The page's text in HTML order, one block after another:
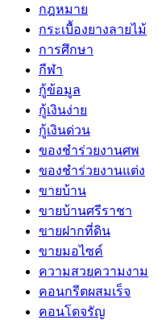
กฎหมาย
กระเบื้องยางลายไม้
การศึกษา
กีฬา
กู้ข้อมูล
กู้เงินง่าย
กู้เงินด่วน
ของชำร่วยงานศพ
ของชำร่วยงานแต่ง
ขายบ้าน
ขายบ้านศรีราชา
ขายฝากที่ดิน
ขายมอไซค์
ความสวยความงาม
คอนกรีตผสมเร็จ
คอนโดจรัญ